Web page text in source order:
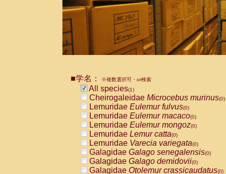
■学名： ※複数選択可・or検索
All species(1)
Cheirogaleidae Microcebus murinus(0)
Lemuridae Eulemur fulvus(0)
Lemuridae Eulemur macaco(0)
Lemuridae Eulemur mongoz(0)
Lemuridae Lemur catta(0)
Lemuridae Varecia variegata(0)
Galagidae Galago senegalensis(0)
Galagidae Galago demidovii(0)
Galagidae Otolemur crassicaudatus(0)